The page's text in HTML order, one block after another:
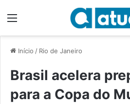
Início / Rio de Janeiro
Brasil acelera
para a Copa do